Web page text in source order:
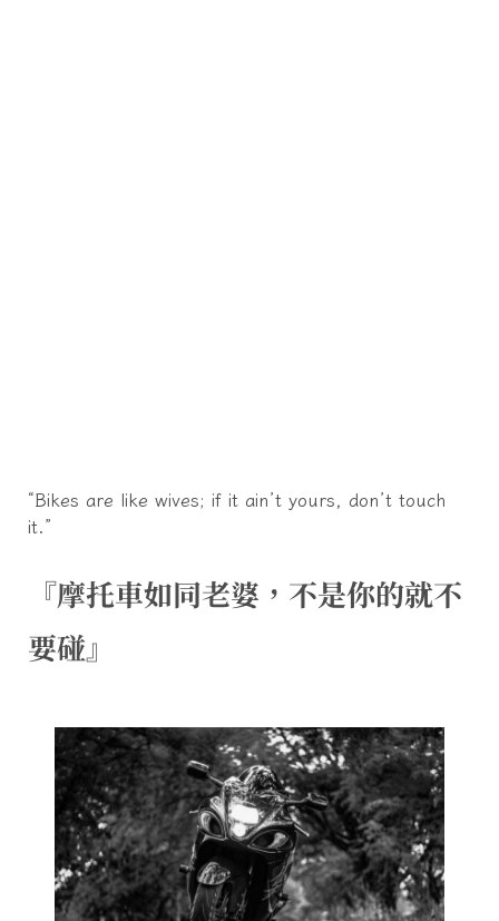
“Bikes are like wives; if it ain’t yours, don’t touch
it.”
『摩托車如同老婆，不是你的就不
要碰』